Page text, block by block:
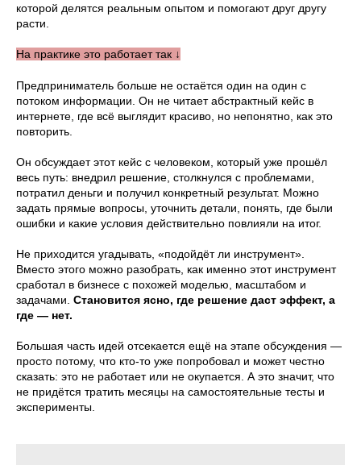
которой делятся реальным опытом и помогают друг другу
расти.
На практике это работает так ↓
Предприниматель больше не остаётся один на один с
потоком информации. Он не читает абстрактный кейс в
интернете, где всё выглядит красиво, но непонятно, как это
повторить.
Он обсуждает этот кейс с человеком, который уже прошёл
весь путь: внедрил решение, столкнулся с проблемами,
потратил деньги и получил конкретный результат. Можно
задать прямые вопросы, уточнить детали, понять, где были
ошибки и какие условия действительно повлияли на итог.
Не приходится угадывать, «подойдёт ли инструмент».
Вместо этого можно разобрать, как именно этот инструмент
сработал в бизнесе с похожей моделью, масштабом и
задачами. Становится ясно, где решение даст эффект, а
где — нет.
Большая часть идей отсекается ещё на этапе обсуждения —
просто потому, что кто-то уже попробовал и может честно
сказать: это не работает или не окупается. А это значит, что
не придётся тратить месяцы на самостоятельные тесты и
эксперименты.